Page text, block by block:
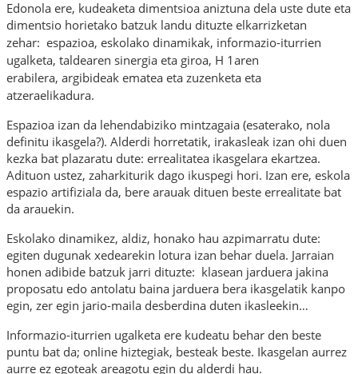
Edonola ere, kudeaketa dimentsioa aniztuna dela uste dute eta
dimentsio horietako batzuk landu dituzte elkarrizketan
zehar: espazioa, eskolako dinamikak, informazio-iturrien
ugalketa, taldearen sinergia eta giroa, H 1aren
erabilera, argibideak ematea eta zuzenketa eta
atzeraelikadura.
Espazioa izan da lehendabiziko mintzagaia (esaterako, nola
definitu ikasgela?). Alderdi horretatik, irakasleak izan ohi duen
kezka bat plazaratu dute: errealitatea ikasgelara ekartzea.
Adituon ustez, zaharkiturik dago ikuspegi hori. Izan ere, eskola
espazio artifiziala da, bere arauak dituen beste errealitate bat
da arauekin.
Eskolako dinamikez, aldiz, honako hau azpimarratu dute:
egiten dugunak xedearekin lotura izan behar duela. Jarraian
honen adibide batzuk jarri dituzte: klasean jarduera jakina
proposatu edo antolatu baina jarduera bera ikasgelatik kanpo
egin, zer egin jario-maila desberdina duten ikasleekin…
Informazio-iturrien ugalketa ere kudeatu behar den beste
puntu bat da; online hiztegiak, besteak beste. Ikasgelan aurrez
aurre ez egoteak areagotu egin du alderdi hau.